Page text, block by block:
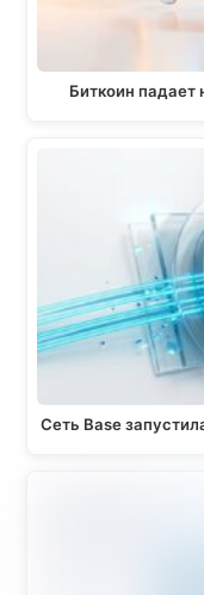
Биткоин
Сеть Base